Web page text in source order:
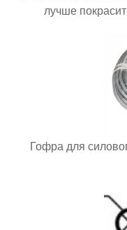
лучше
Гофра для